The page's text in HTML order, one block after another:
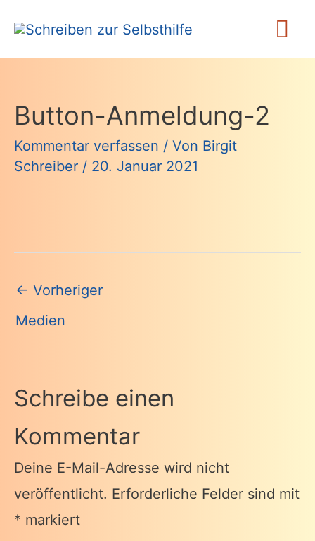
Inhalt
springen
Button-Anmeldung-2
Kommentar verfassen / Von Birgit
Schreiber / 20. Januar 2021
Beitragsnavigation
← Vorheriger
Medien
Schreibe einen
Kommentar
Deine E-Mail-Adresse wird nicht
veröffentlicht. Erforderliche Felder sind mit
* markiert